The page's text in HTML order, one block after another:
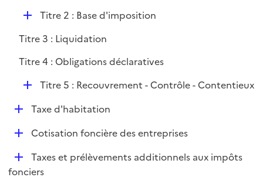
D
p
l
Titre 2 : Base d'imposition
Titre 3 : Liquidation
Titre 4 : Obligations déclaratives
D
p
l
i
e
r
Titre 5 : Recouvrement - Contrôle - Contentieux
D
e
Taxe d'habitation
D
l
Cotisation foncière des entreprises
D
é
Taxes et prélèvements additionnels aux impôts
fonciers